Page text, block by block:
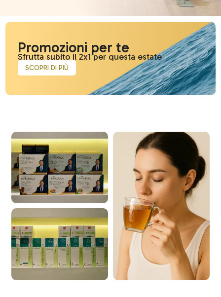
Promozioni per te
Sfrutta subito il 2x1 per questa estate
SCOPRI DI PIÙ